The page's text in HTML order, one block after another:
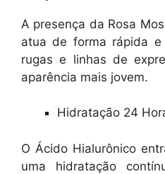
A presença da Rosa
atua de forma rápida
rugas e linhas de
aparência mais jovem.
Hidratação 24
O Ácido Hialurônico
uma hidratação